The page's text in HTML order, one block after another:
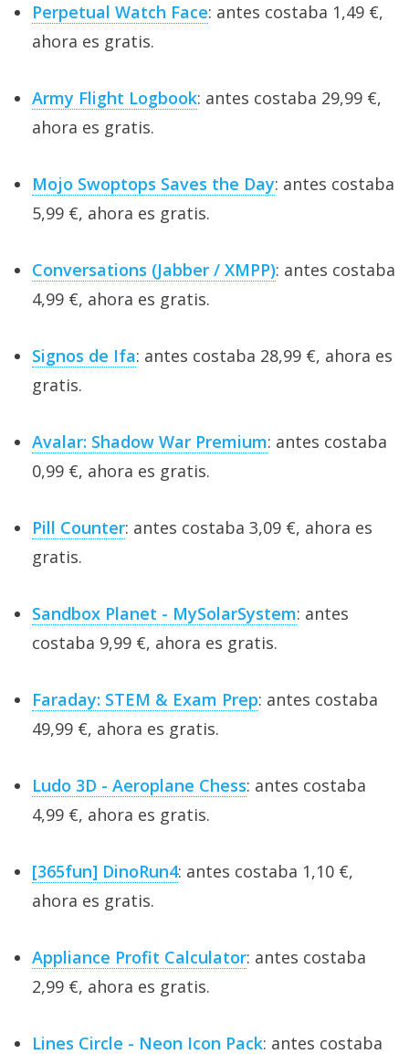
Perpetual Watch Face: antes costaba 1,49 €,
ahora es gratis.
Army Flight Logbook: antes costaba 29,99 €,
ahora es gratis.
Mojo Swoptops Saves the Day: antes costaba
5,99 €, ahora es gratis.
Conversations (Jabber / XMPP): antes costaba
4,99 €, ahora es gratis.
Signos de Ifa: antes costaba 28,99 €, ahora es
gratis.
Avalar: Shadow War Premium: antes costaba
0,99 €, ahora es gratis.
Pill Counter: antes costaba 3,09 €, ahora es
gratis.
Sandbox Planet - MySolarSystem: antes
costaba 9,99 €, ahora es gratis.
Faraday: STEM & Exam Prep: antes costaba
49,99 €, ahora es gratis.
Ludo 3D - Aeroplane Chess: antes costaba
4,99 €, ahora es gratis.
[365fun] DinoRun4: antes costaba 1,10 €,
ahora es gratis.
Appliance Profit Calculator: antes costaba
2,99 €, ahora es gratis.
Lines Circle - Neon Icon Pack: antes costaba